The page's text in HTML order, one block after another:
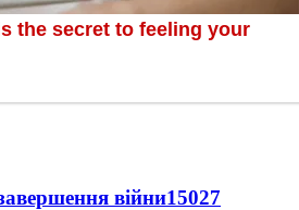
війни15027